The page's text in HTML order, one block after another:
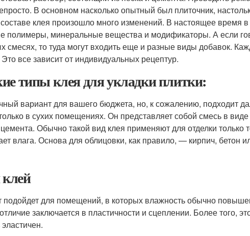
В основном насколько опытный был плиточник,
клея произошло много изменений. В настоящее время в
полимеры, минеральные вещества и модификаторы. А если
смесях, то туда могут входить еще и разные виды добавок.
все зависит от индивидуальных рецептур.
типы клея для укладки плитки:
вариант для вашего бюджета, но, к сожалению, подходит
в сухих помещениях. Он представляет собой смесь в
Обычно такой вид клея применяют для отделки только
влага. Основа для облицовки, как правило, — кирпич, бетон
для помещений, в которых влажность обычно
заключается в пластичности и сцеплении. Более того,
эластичен.